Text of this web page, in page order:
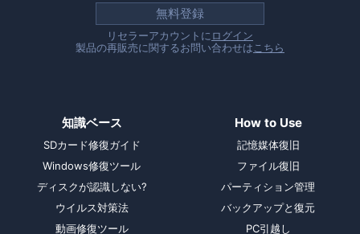
無料登録
リセラーアカウントにログイン
製品の再販売に関するお問い合わせはこちら
知識ベース
SDカード修復ガイド
Windows修復ツール
ディスクが認識しない?
ウイルス対策法
動画修復ツール
How to Use
記憶媒体復旧
ファイル復旧
パーティション管理
バックアップと復元
PC引越し